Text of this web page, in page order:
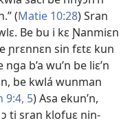
(Matie 10:28) Sran
Be bu i kɛ Ɲanmiɛn
ɲrɛnnɛn sin fɛtɛ kun
b’a wu’n be liɛ’n
be kwlá wunman
9:4, 5) Asa ekun’n,
ɔ ti sran klofuɛ nin-